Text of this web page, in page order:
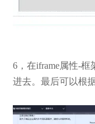
6，在iframe属性-
进去。最后可以根